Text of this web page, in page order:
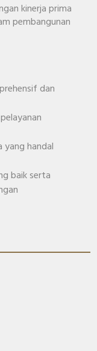
kinerja prima
pembangunan
dan
yang handal
baik serta